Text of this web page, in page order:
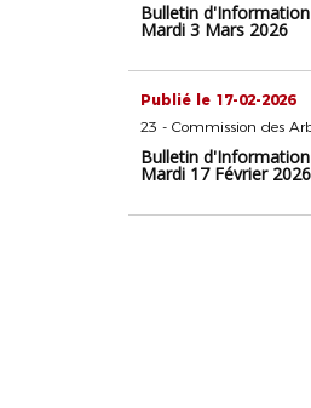
Bulletin
Mardi 3 Mars 2026
Publié le 17-02-2026
23 - Commission des
Bulletin
Mardi 17 Février 2026